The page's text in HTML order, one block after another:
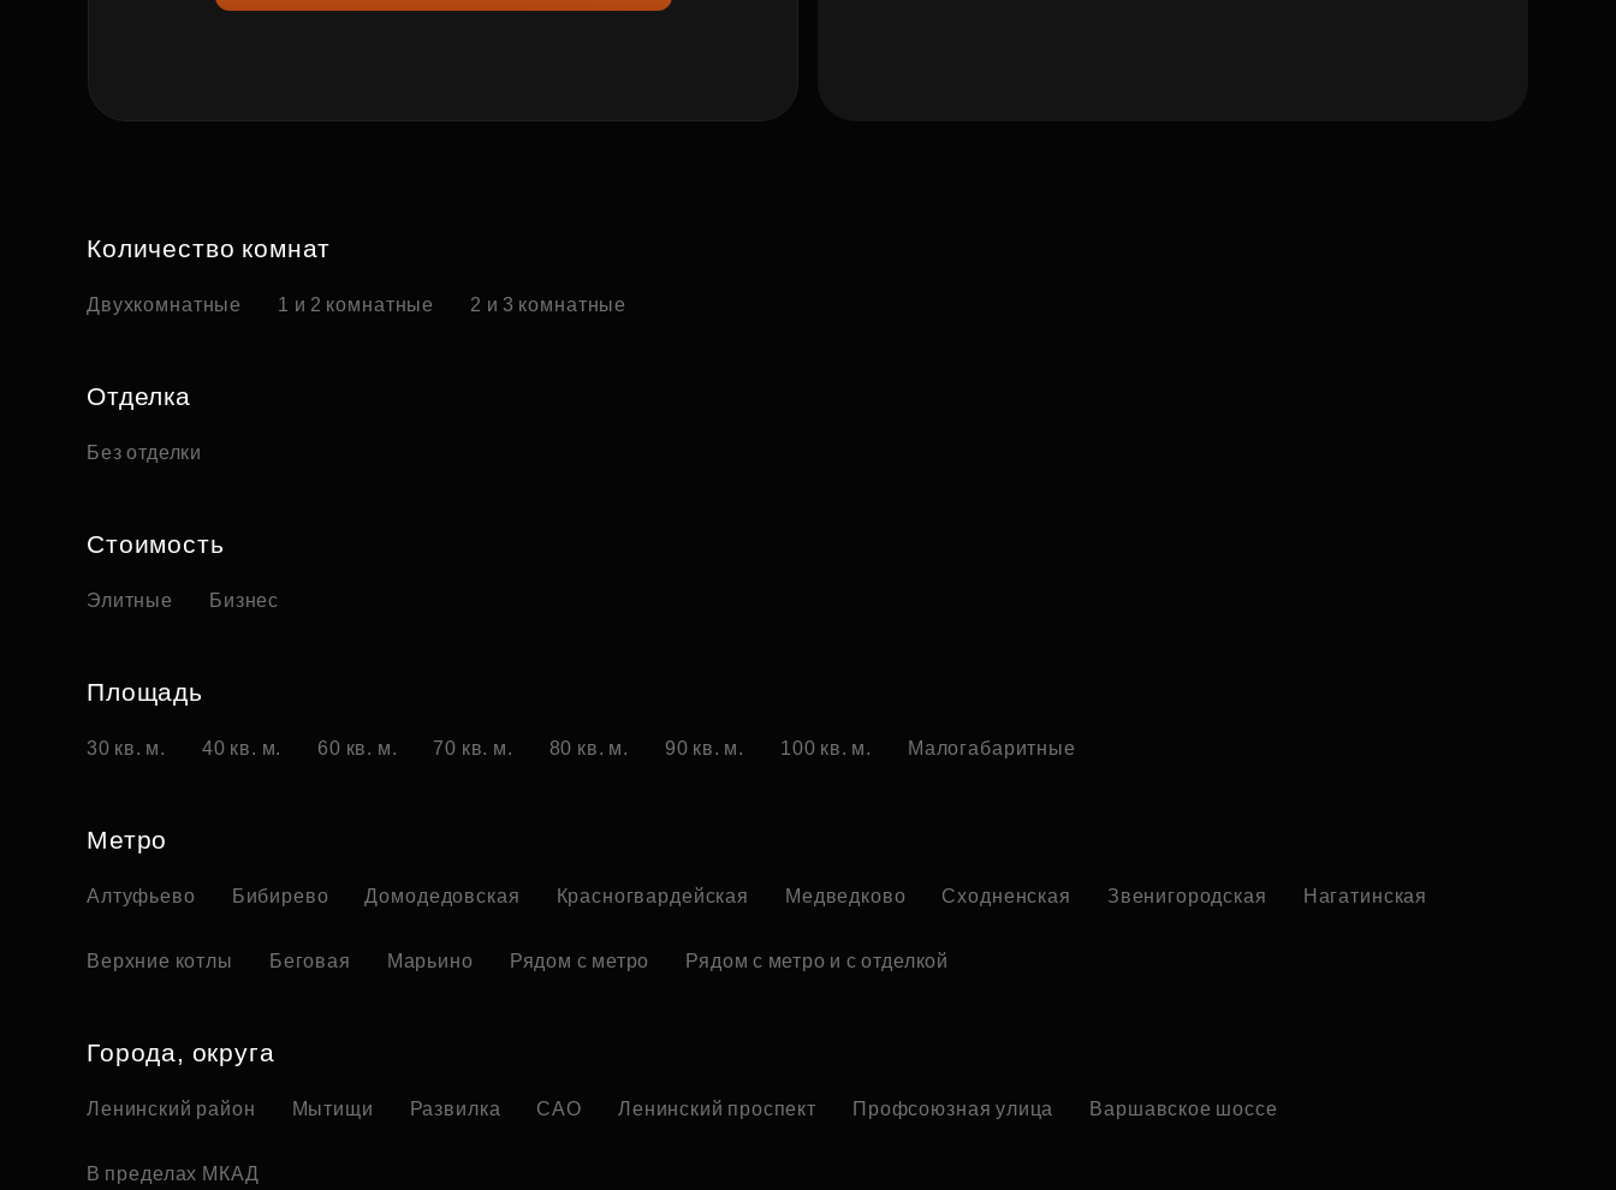
Количество комнат
Двухкомнатные 1 и 2 комнатные 2 и 3 комнатные
Отделка
Без отделки
Стоимость
Элитные Бизнес
Площадь
30 кв. м. 40 кв. м. 60 кв. м. 70 кв. м. 80 кв. м. 90 кв. м. 100 кв. м. Малогабаритные
Метро
Алтуфьево Бибирево Домодедовская Красногвардейская Медведково Сходненская Звенигородская Нагатинская
Верхние котлы Беговая Марьино Рядом с метро Рядом с метро и с отделкой
Города, округа
Ленинский район Мытищи Развилка САО Ленинский проспект Профсоюзная улица Варшавское шоссе
В пределах МКАД